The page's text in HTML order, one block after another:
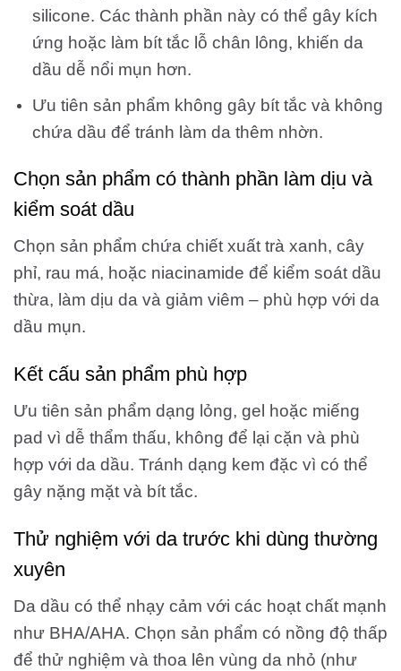
silicone. Các thành phần này có thể gây kích
ứng hoặc làm bít tắc lỗ chân lông, khiến da
dầu dễ nổi mụn hơn.
Ưu tiên sản phẩm không gây bít tắc và không
chứa dầu để tránh làm da thêm nhờn.
Chọn sản phẩm có thành phần làm dịu và
kiểm soát dầu
Chọn sản phẩm chứa chiết xuất trà xanh, cây
phỉ, rau má, hoặc niacinamide để kiểm soát dầu
thừa, làm dịu da và giảm viêm – phù hợp với da
dầu mụn.
Kết cấu sản phẩm phù hợp
Ưu tiên sản phẩm dạng lỏng, gel hoặc miếng
pad vì dễ thẩm thấu, không để lại cặn và phù
hợp với da dầu. Tránh dạng kem đặc vì có thể
gây nặng mặt và bít tắc.
Thử nghiệm với da trước khi dùng thường
xuyên
Da dầu có thể nhạy cảm với các hoạt chất mạnh
như BHA/AHA. Chọn sản phẩm có nồng độ thấp
để thử nghiệm và thoa lên vùng da nhỏ (như